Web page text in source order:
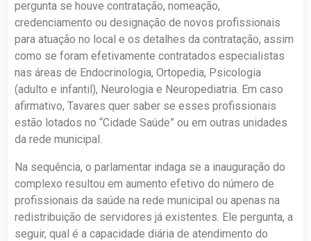
pergunta se houve contratação, nomeação,
credenciamento ou designação de novos profissionais
para atuação no local e os detalhes da contratação, assim
como se foram efetivamente contratados especialistas
nas áreas de Endocrinologia, Ortopedia, Psicologia
(adulto e infantil), Neurologia e Neuropediatria. Em caso
afirmativo, Tavares quer saber se esses profissionais
estão lotados no “Cidade Saúde” ou em outras unidades
da rede municipal.
Na sequência, o parlamentar indaga se a inauguração do
complexo resultou em aumento efetivo do número de
profissionais da saúde na rede municipal ou apenas na
redistribuição de servidores já existentes. Ele pergunta, a
seguir, qual é a capacidade diária de atendimento do